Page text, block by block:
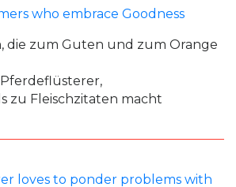
die zum Guten und zum Orange
zu Fleischzitaten macht